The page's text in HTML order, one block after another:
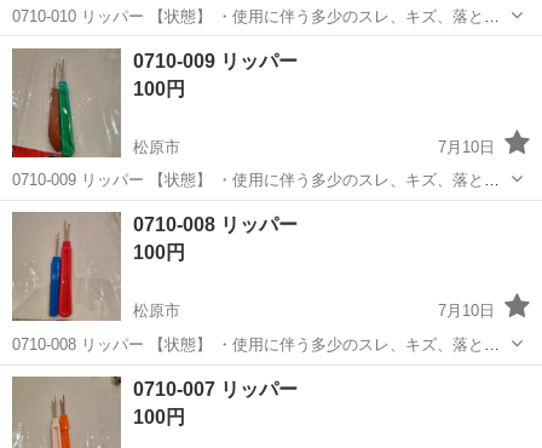
0710-010 リッパー 【状態】 ・使用に伴う多少のスレ、キズ、落とし
きれない汚れなどございます ・詳細は現地でご確認ください ・お値引
きは出来かねますのでご了承願います ※中古品のため、状態について
は...
大阪 松原市 現地
0710-009 リッパー
100円
松原市
7月10日
0710-009 リッパー 【状態】 ・使用に伴う多少のスレ、キズ、落とし
きれない汚れなどございます ・詳細は現地でご確認ください ・お値引
きは出来かねますのでご了承願います ※中古品のため、状態について
大阪 松原市 生活家電 現地
0710-008 リッパー
100円
松原市
7月10日
0710-008 リッパー 【状態】 ・使用に伴う多少のスレ、キズ、落とし
きれない汚れなどございます ・詳細は現地でご確認ください ・お値引
きは出来かねますのでご了承願います ※中古品のため、状態について
大阪 松原市 現地
0710-007 リッパー
100円